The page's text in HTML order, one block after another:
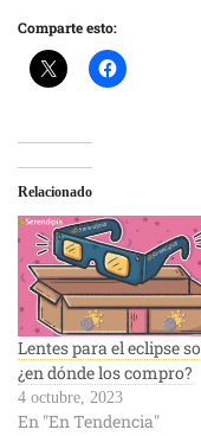
Comparte esto:
Relacionado
Lentes para el eclipse
¿en dónde los compro?
4 octubre, 2023
En "En Tendencia"